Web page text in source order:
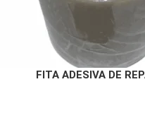
FITA ADESIVA DE